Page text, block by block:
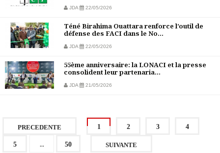
JDA 22/05/2026
Téné Birahima Ouattara renforce l’outil de
défense des FACI dans le No...
JDA 22/05/2026
55ème anniversaire: la LONACI et la presse
consolident leur partenaria...
JDA 21/05/2026
PRECEDENTE 1 2 3 4
5 ... 50 SUIVANTE